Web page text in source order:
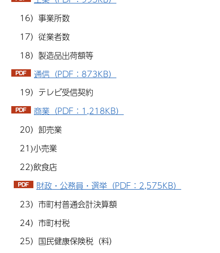
16）事業所数
17）従業者数
18）製造品出荷額等
通信（PDF：873KB）
19）テレビ受信契約
商業（PDF：1,218KB）
20）卸売業
21)小売業
22)飲食店
財政・公務員・選挙（PDF：2,575KB）
23）市町村普通会計決算額
24）市町村税
25）国民健康保険税（料）